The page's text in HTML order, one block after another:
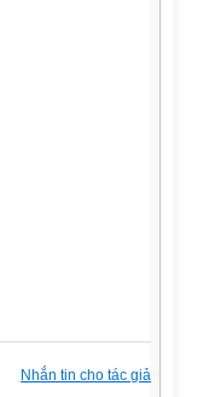
Nhắn tin cho tác giả